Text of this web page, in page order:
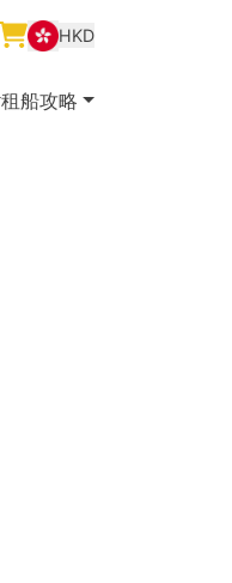
HKD
租船攻略